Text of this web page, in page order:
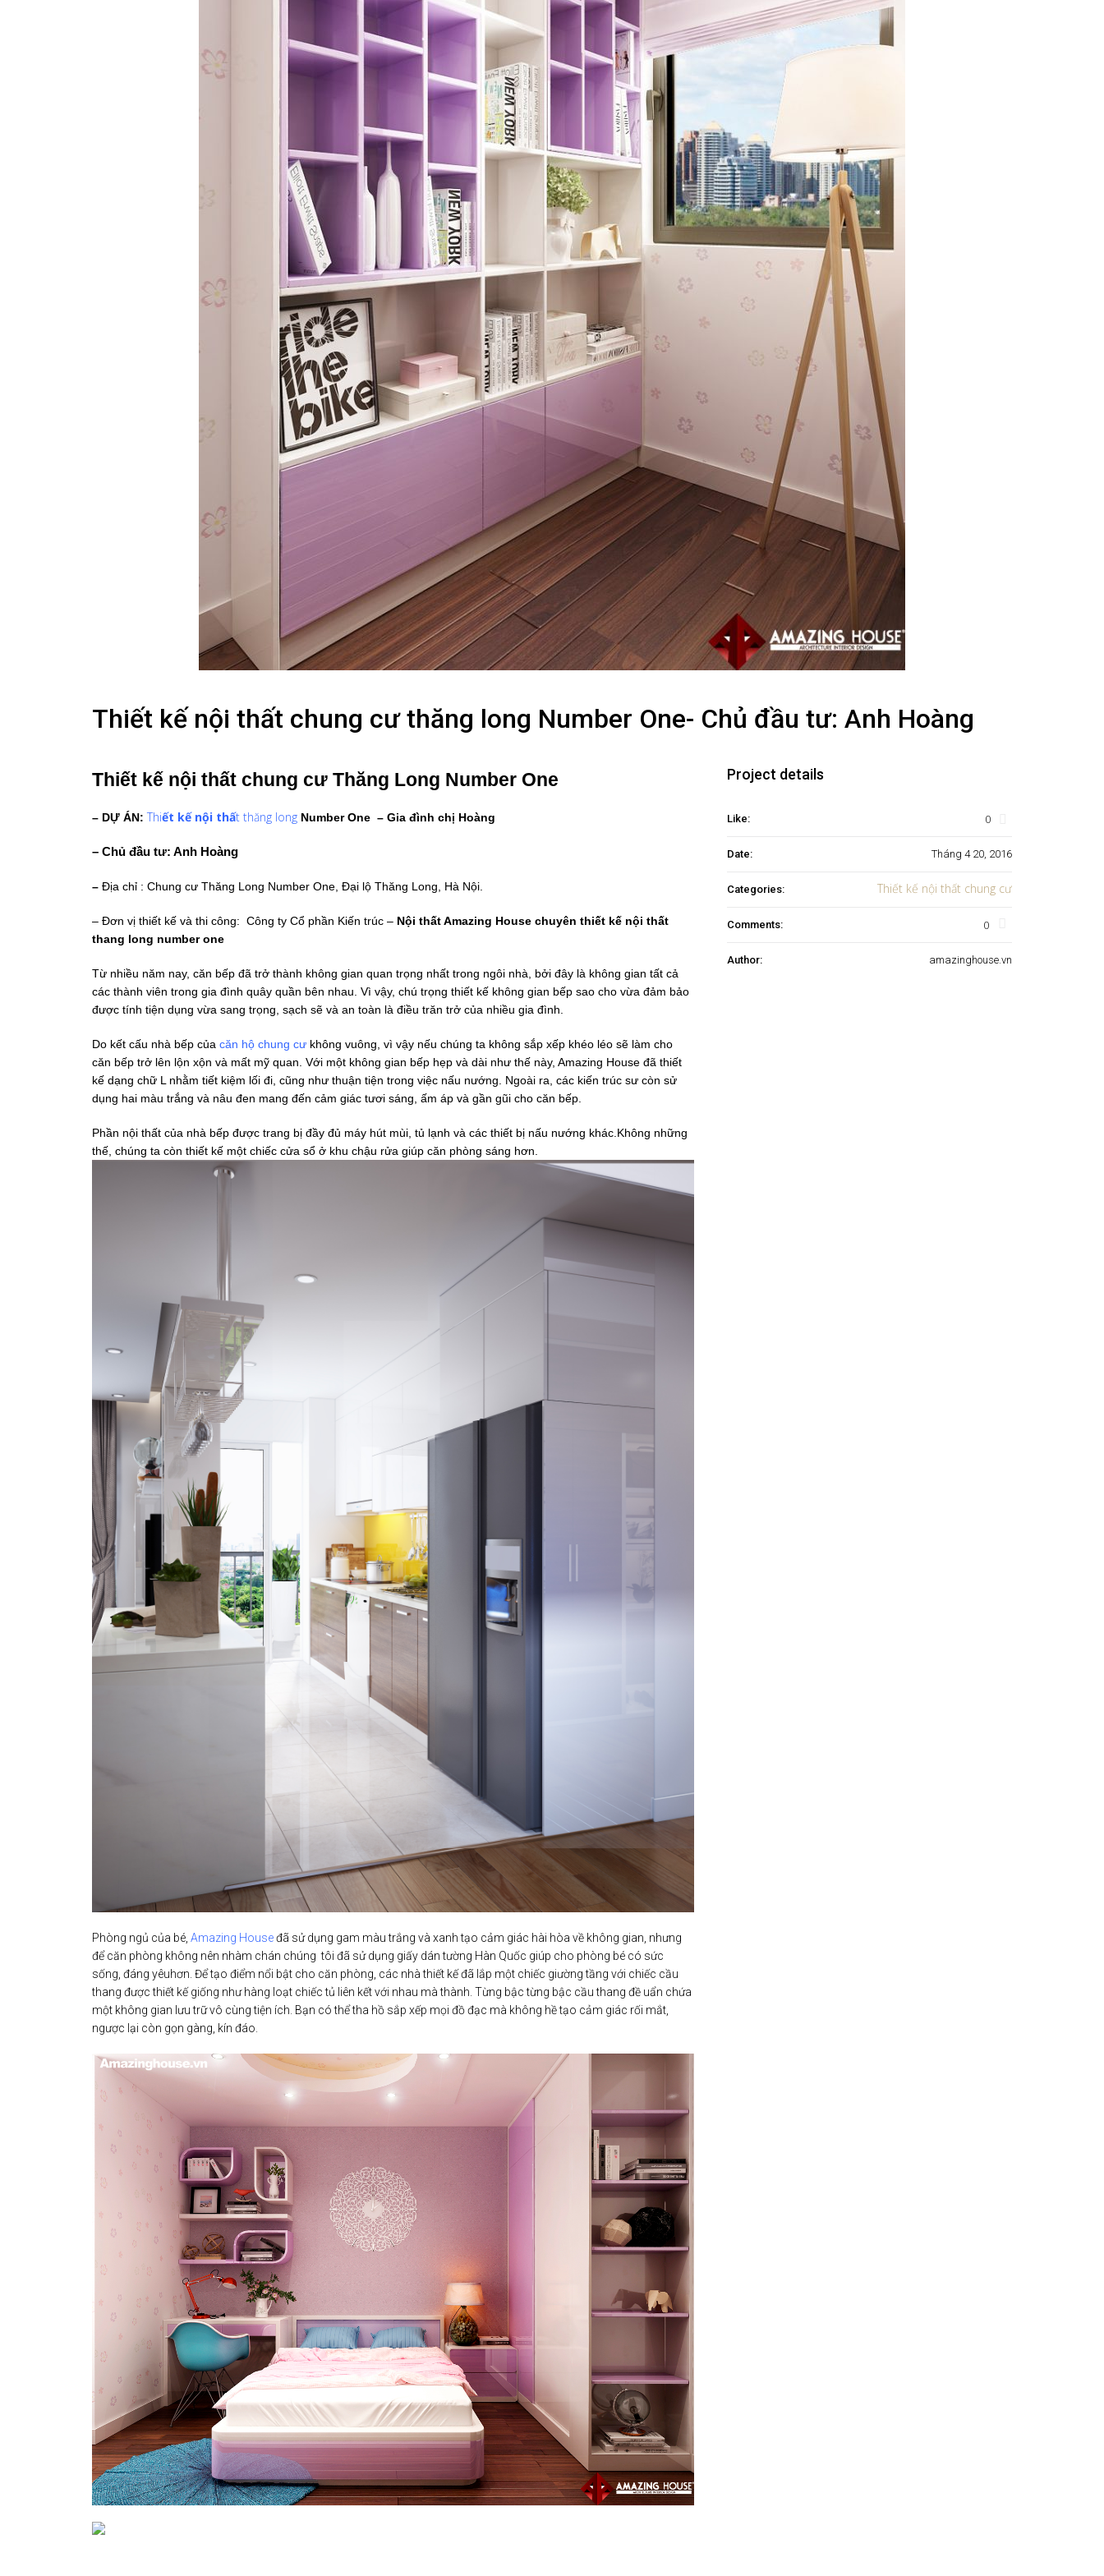
Thiết kế nội thất chung cư thăng long Number One- Chủ đầu tư: Anh Hoàng
Thiết kế nội thất chung cư Thăng Long Number One
– DỰ ÁN: Thiết kếnội thất thăng long Number One – Gia đình chị Hoàng
– Chủ đầu tư: Anh Hoàng
– Địa chỉ : Chung cư Thăng Long Number One, Đại lộ Thăng Long, Hà Nội.
– Đơn vị thiết kế và thi công: Công ty Cổ phần Kiến trúc – Nội thất Amazing House chuyên thiết kế nội thất
thang long number one
Từ nhiều năm nay, căn bếp đã trở thành không gian quan trọng nhất trong ngôi nhà, bởi đây là không gian tất cả
các thành viên trong gia đình quây quần bên nhau. Vì vậy, chú trọng thiết kế không gian bếp sao cho vừa đảm bảo
được tính tiện dụng vừa sang trọng, sạch sẽ và an toàn là điều trăn trở của nhiều gia đình.
Do kết cấu nhà bếp của căn hộ chung cư không vuông, vì vậy nếu chúng ta không sắp xếp khéo léo sẽ làm cho
căn bếp trở lên lộn xộn và mất mỹ quan. Với một không gian bếp hẹp và dài như thế này, Amazing House đã thiết
kế dạng chữ L nhằm tiết kiệm lối đi, cũng như thuận tiện trong việc nấu nướng. Ngoài ra, các kiến trúc sư còn sử
dụng hai màu trắng và nâu đen mang đến cảm giác tươi sáng, ấm áp và gần gũi cho căn bếp.
Phần nội thất của nhà bếp được trang bị đầy đủ máy hút mùi, tủ lạnh và các thiết bị nấu nướng khác.Không những
thế, chúng ta còn thiết kế một chiếc cửa sổ ở khu chậu rửa giúp căn phòng sáng hơn.
Phòng ngủ của bé, Amazing Houseđã sử dụng gam màu trắng và xanh tạo cảm giác hài hòa về không gian, nhưng
để căn phòng không nên nhàm chán chúng tôi đã sử dụng giấy dán tường Hàn Quốc giúp cho phòng bé có sức
sống, đáng yêuhơn. Để tạo điểm nổi bật cho căn phòng, các nhà thiết kế đã lắp một chiếc giường tầng với chiếc cầu
thang được thiết kế giống như hàng loạt chiếc tủ liên kết với nhau mà thành. Từng bậc từng bậc cầu thang đề uẩn chứa
một không gian lưu trữ vô cùng tiện ích. Bạn có thể tha hồ sắp xếp mọi đồ đạc mà không hề tạo cảm giác rối mắt,
ngược lại còn gọn gàng, kín đáo.
Project details
Like: 0
Date: Tháng 4 20, 2016
Categories: Thiết kế nội thất chung cư
Comments: 0
Author: amazinghouse.vn